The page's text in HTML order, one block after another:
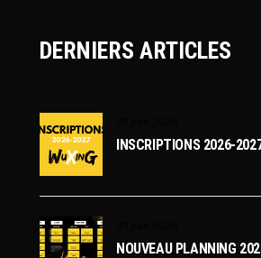
DERNIERS ARTICLES
INSCRIPTIONS 2026-
NOUVEAU PLANNING